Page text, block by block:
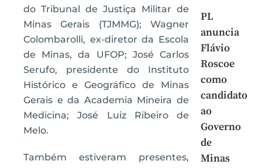
do Tribunal de Justiça Militar de
Minas Gerais (TJMMG); Wagner
Colombarolli, ex-diretor da Escola
de Minas, da UFOP; José Carlos
Serufo, presidente do Instituto
Histórico e Geográfico de Minas
Gerais e da Academia Mineira de
Medicina; José Luiz Ribeiro de
Melo.
Também estiveram presentes,
PL
anuncia
Flávio
Roscoe
como
candidato
ao
Governo
de
Minas